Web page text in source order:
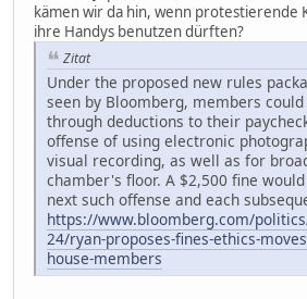
kämen wir da hin, wenn protestierende
ihre Handys benutzen dürften?
Zitat
Under the proposed new rules
seen by Bloomberg, members
through deductions to their
offense of using electronic
visual recording, as well as for
chamber's floor. A $2,500 fine
next such offense and each
https://www.bloomberg.com/
24/ryan-proposes-fines-ethics-
house-members